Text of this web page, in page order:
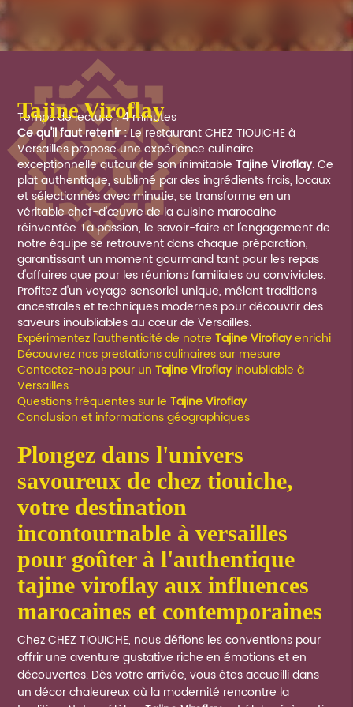
Tajine Viroflay
Temps de lecture : 4 minutes
Ce qu'il faut retenir :Le restaurant CHEZ TIOUICHE à
Versailles propose une expérience culinaire
exceptionnelle autour de son inimitableTajine Viroflay. Ce
plat authentique, sublimé par des ingrédients frais, locaux
et sélectionnés avec minutie, se transforme en un
véritable chef-d'œuvre de la cuisine marocaine
réinventée. La passion, le savoir-faire et l'engagement de
notre équipe se retrouvent dans chaque préparation,
garantissant un moment gourmand tant pour les repas
d'affaires que pour les réunions familiales ou conviviales.
Profitez d'un voyage sensoriel unique, mêlant traditions
ancestrales et techniques modernes pour découvrir des
saveurs inoubliables au cœur de Versailles.
Expérimentez l'authenticité de notreTajine Viroflayenrichi
Découvrez nos prestations culinaires sur mesure
Contactez-nous pour unTajine Viroflay inoubliable à
Versailles
Questions fréquentes sur leTajine Viroflay
Conclusion et informations géographiques
plongez dans l'univers
savoureux de chez tiouiche,
votre destination
incontournable à versailles
pour goûter à l'authentique
tajine viroflay aux influences
marocaines et contemporaines
Chez CHEZ TIOUICHE, nous défions les conventions pour
offrir une aventure gustative riche en émotions et en
découvertes. Dès votre arrivée, vous êtes accueilli dans
un décor chaleureux où la modernité rencontre la